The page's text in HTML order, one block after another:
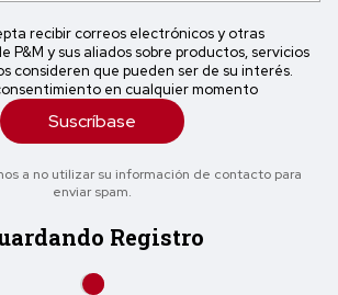
recibir correos electrónicos y otras
P&M y sus aliados sobre productos, servicios
consideren que pueden ser de su interés.
en cualquier momento
Suscríbase
a no utilizar su información de contacto para
enviar spam.
Registro